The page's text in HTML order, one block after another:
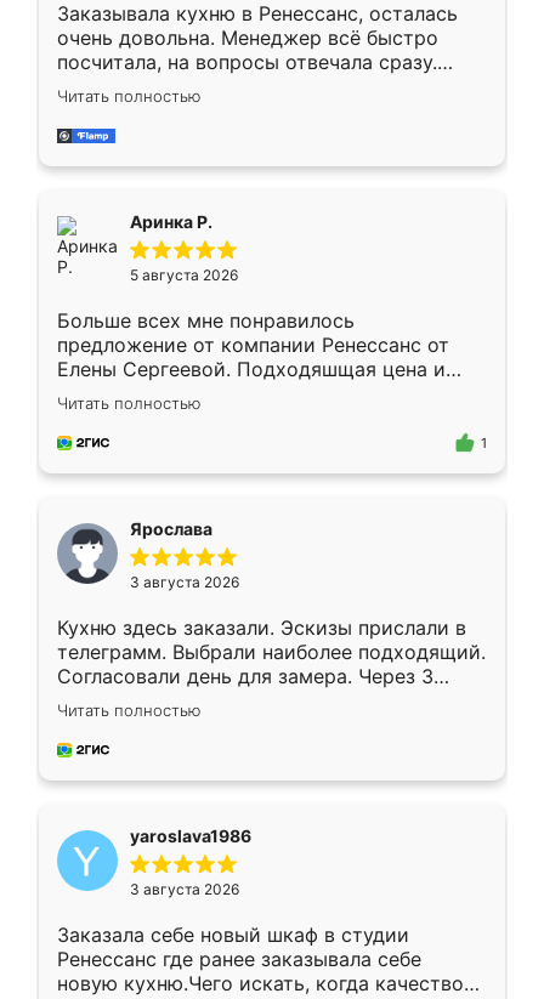
Заказывала кухню в Ренессанс, осталась
очень довольна. Менеджер всё быстро
посчитала, на вопросы отвечала сразу.
Замерщик приехал в субботу, подошёл к
делу со всей ответственностью. Собрали
за день, ребята работали аккуратно, даже
Читать полностью
Аринка Р.
5 августа 2026
Больше всех мне понравилось
предложение от компании Ренессанс от
Елены Сергеевой. Подходяшщая цена и
короткие сроки изготовления. Приехавший
для замера сотрудник Владислав
предложил по моему эскизу самый
Читать полностью
1
Ярослава
3 августа 2026
Кухню здесь заказали. Эскизы прислали в
телеграмм. Выбрали наиболее подходящий.
Согласовали день для замера. Через 3
недели кухня была уже готова. Остались
довольны работой. Спасибо Ренессанс
мебель за качественную работу!
Читать полностью
yaroslava1986
3 августа 2026
Заказала себе новый шкаф в студии
Ренессанс где ранее заказывала себе
новую кухню.Чего искать, когда качеством